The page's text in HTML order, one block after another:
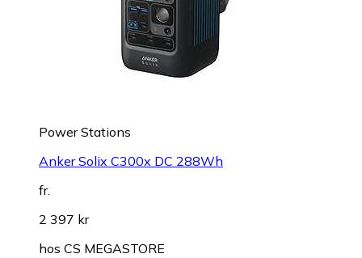
Power Stations
Anker Solix C300x DC 288Wh
fr.
2 397 kr
hos CS MEGASTORE